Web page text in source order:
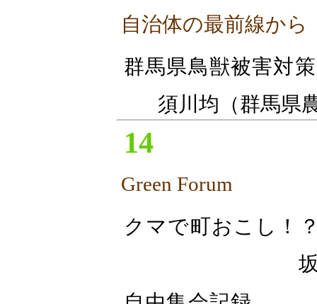
自治体の最前線から
群馬県鳥獣被害対
須川均（群馬県
14
Green Forum
クマで町おこし